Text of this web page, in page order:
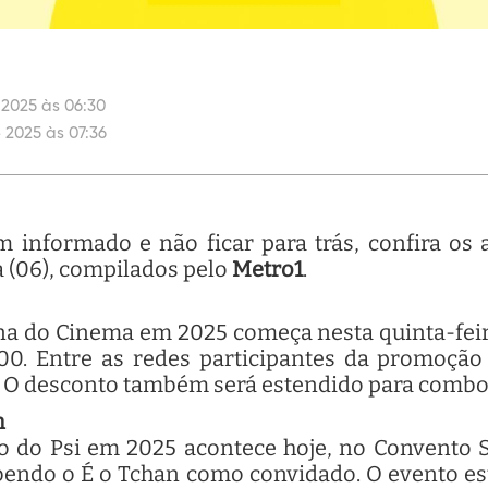
às 06:30
às 07:36
informado e não ficar para trás, confira os
compilados pelo Metro1.
do Cinema em 2025 começa nesta quinta-
Entre as redes participantes da
desconto também será estendido para
do Psi em 2025 acontece hoje, no Convento
o É o Tchan como convidado. O evento